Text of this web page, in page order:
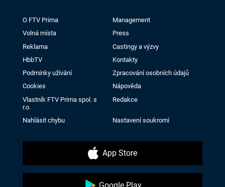
O FTV Prima
Management
Volná místa
Press
Reklama
Castingy a výzvy
HbbTV
Kontakty
Podmínky užívání
Zpracování osobních údajů
Cookies
Nápověda
Vlastník FTV Prima spol. s
r.o.
Redakce
Nahlásit chybu Nastavení soukromí
App Store
Google Play